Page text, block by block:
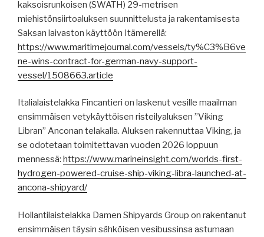
kaksoisrunkoisen (SWATH) 29-metrisen
miehistönsiirtoaluksen suunnittelusta ja rakentamisesta
Saksan laivaston käyttöön Itämerellä:
https://www.maritimejournal.com/vessels/ty%C3%B6ve
ne-wins-contract-for-german-navy-support-
vessel/1508663.article
Italialaistelakka Fincantieri on laskenut vesille maailman
ensimmäisen vetykäyttöisen risteilyaluksen ”Viking
Libran” Anconan telakalla. Aluksen rakennuttaa Viking, ja
se odotetaan toimitettavan vuoden 2026 loppuun
mennessä: https://www.marineinsight.com/worlds-first-
hydrogen-powered-cruise-ship-viking-libra-launched-at-
ancona-shipyard/
Hollantilaistelakka Damen Shipyards Group on rakentanut
ensimmäisen täysin sähköisen vesibussinsa astumaan